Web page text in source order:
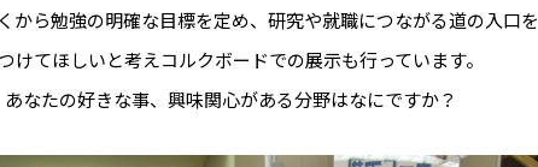
から勉強の明確な目標を定め、研究や就職につながる道の入口を
けてほしいと考えコルクボードでの展示も行っています。
あなたの好きな事、興味関心がある分野はなにですか？